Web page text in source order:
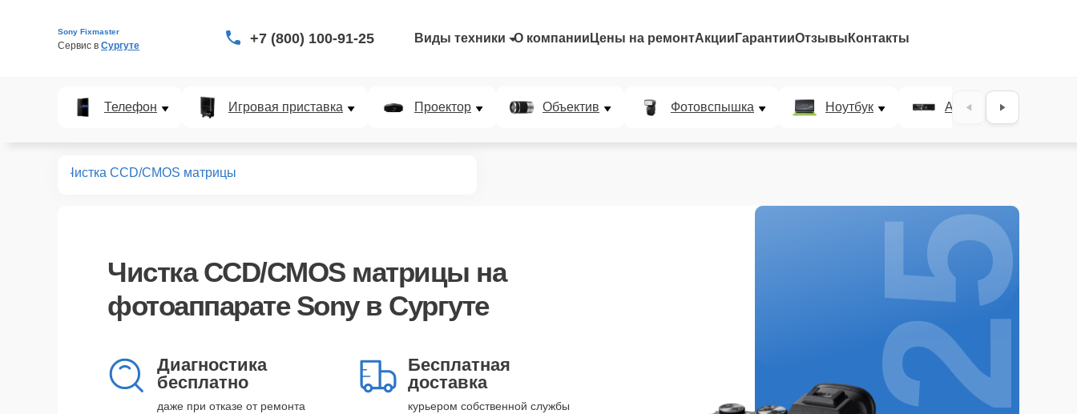
Sony Fixmaster
Сервис в Сургуте +7 (800) 100-91-25 Виды техники О компании Цены на ремонтАкции ГарантииОтзывы Контакты
Телефон Игровая приставка Проектор Объектив Фотовспышка Ноутбук AV-ресивер
Чистка CCD/CMOS матрицы
Чистка CCD/CMOS матрицы на
фотоаппарате Sony в Сургуте
Диагностика
бесплатно
даже при отказе от ремонта
Бесплатная
доставка
курьером собственной службы 25%